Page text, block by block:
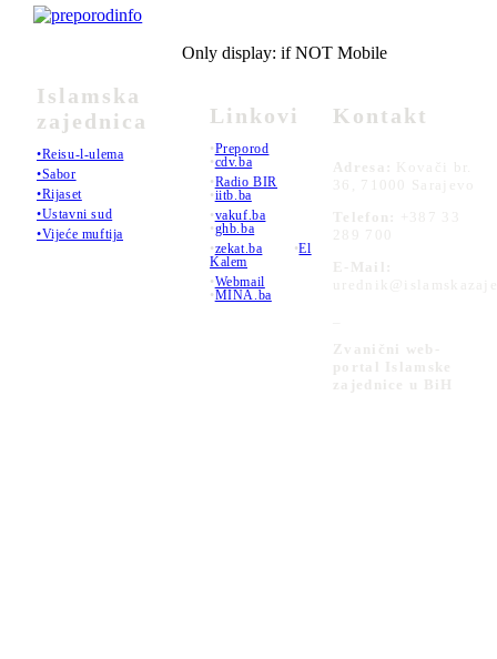
Islamska
zajednica
•Reisu-l-ulema
•Sabor
•Rijaset
•Ustavni sud
•Vijeće muftija
Only display: if NOT Mobile
Linkovi
•Preporod
•cdv.ba
•Radio BIR
•iitb.ba
•vakuf.ba
•ghb.ba
•zekat.ba •El
Kalem
•Webmail
•MINA.ba
Kontakt
Adresa:
Kovači br.
36, 71000 Sarajevo
Telefon:
+387 33
289 700
E-Mail:
Zvanični web-
portal Islamske
zajednice u BiH